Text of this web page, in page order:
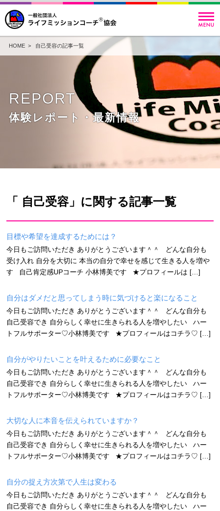
HOME> 自己受容の記事一覧
REPORT
体験レポート・最新情報
「 自己受容」に関する記事一覧
目標や希望を達成するためには？
今日もご訪問いただき ありがとうございます＾＾ どんな自分も
受け入れ 自分を大切に 本当の自分で幸せを感じて生きる人を増や
す 自己肯定感UPコーチ 小林博美です ★プロフィールは […]
自分はダメだと思ってしまう時に気づけると楽になること
今日もご訪問いただき ありがとうございます＾＾ どんな自分も
自己受容でき 自分らしく幸せに生きられる人を増やしたい ハー
トフルサポーター♡小林博美です ★プロフィールはコチラ♡ […]
自分がやりたいことを叶えるために必要なこと
今日もご訪問いただき ありがとうございます＾＾ どんな自分も
自己受容でき 自分らしく幸せに生きられる人を増やしたい ハー
トフルサポーター♡小林博美です ★プロフィールはコチラ♡ […]
大切な人に本音を伝えられていますか？
今日もご訪問いただき ありがとうございます＾＾ どんな自分も
自己受容でき 自分らしく幸せに生きられる人を増やしたい ハー
トフルサポーター♡小林博美です ★プロフィールはコチラ♡ […]
自分の捉え方次第で人生は変わる
今日もご訪問いただき ありがとうございます＾＾ どんな自分も
自己受容でき 自分らしく幸せに生きられる人を増やしたい ハー